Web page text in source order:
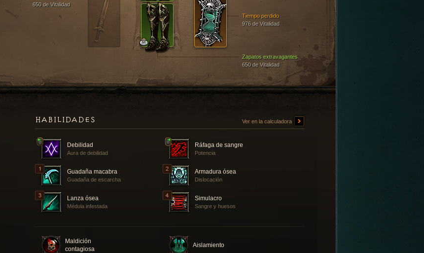
Zapatos extravagantes
650 de Vitalidad
650 de Vitalidad
Tiempo perdido
976 de Vitalidad
HABILIDADES Ver en la calculadora
Debilidad
Aura de debilidad
Ráfaga de sangre
Potencia
Guadaña macabra
Guadaña de escarcha
Armadura ósea
Dislocación
Lanza ósea
Médula infestada
Simulacro
Sangre y huesos
Maldición
contagiosa
Aislamiento